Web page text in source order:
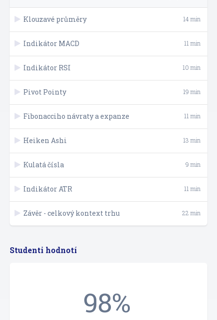
Klouzavé průměry 14 min
Indikátor MACD 11 min
Indikátor RSI 10 min
Pivot Pointy 19 min
Fibonacciho návraty a expanze 11 min
Heiken Ashi 13 min
Kulatá čísla 9 min
Indikátor ATR 11 min
Závěr - celkový kontext trhu 22 min
Studenti hodnotí
98%